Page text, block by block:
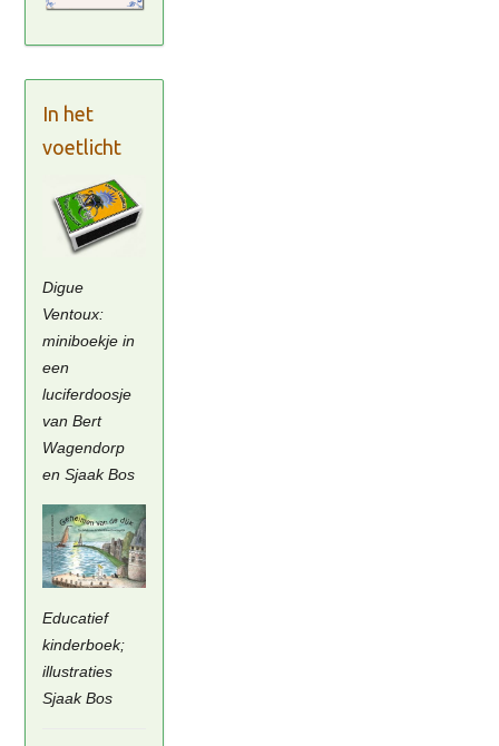
In het
voetlicht
Digue
Ventoux:
miniboekje in
een
luciferdoosje
van Bert
Wagendorp
en Sjaak Bos
Educatief
kinderboek;
illustraties
Sjaak Bos